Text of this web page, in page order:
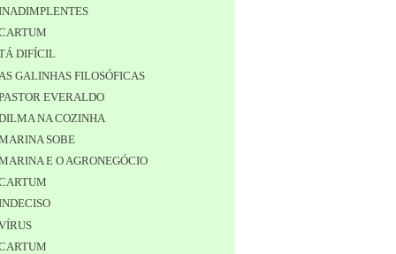
DIFÍCIL
GALINHAS FILOSÓFICAS
EVERALDO
NA COZINHA
SOBE
E O AGRONEGÓCIO